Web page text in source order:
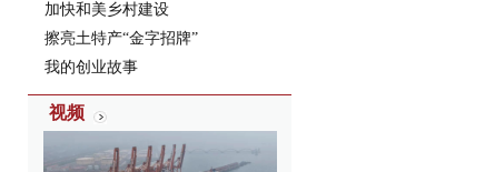
加快和美乡村建设
擦亮土特产“金字招牌”
我的创业故事
视频